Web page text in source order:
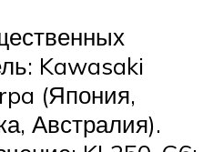
Kawasaki
(Япония,
Австралия).